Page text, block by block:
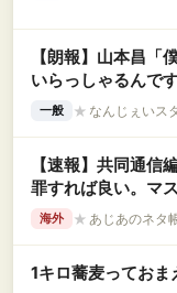
【朗報】山本昌「
いらっしゃるんで
ら死ぬ気でします
一般 ★ なんじぇいス
【速報】共同通信
罪すれば良い。マ
海外 ★ あじあのネタ
1キロ蕎麦っておま